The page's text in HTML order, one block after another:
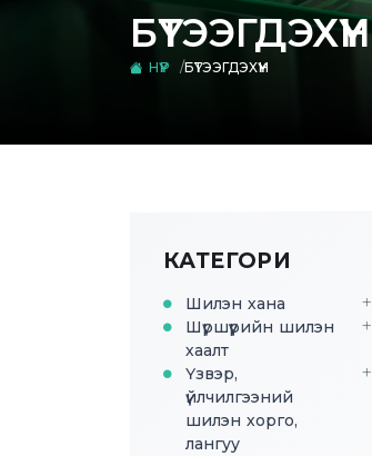
БҮТЭЭГДЭХҮҮН
НҮҮР БҮТЭЭГДЭХҮҮН
КАТЕГОРИ
Шилэн хана
Шүршүүрийн шилэн
хаалт
Үзвэр,
үйлчилгээний
шилэн хорго,
лангуу